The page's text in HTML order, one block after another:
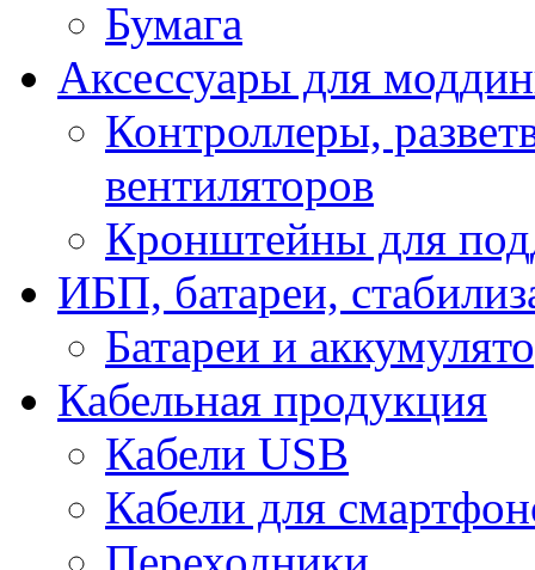
Бумага
Аксессуары для
Контроллеры,
вентиляторов
Кронштейны для
ИБП, батареи,
Батареи и
Кабельная продукция
Кабели USB
Кабели для